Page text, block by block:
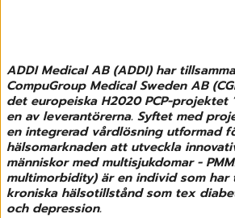
ADDI Medical AB (ADDI) har
CompuGroup Medical Sweden AB
det europeiska H2020 PCP-projektet
en av leverantörerna. Syftet med
en integrerad vårdlösning utformad
hälsomarknaden att utveckla
människor med multisjukdomar -
multimorbidity) är en individ som har
kroniska hälsotillstånd som tex
och depression.